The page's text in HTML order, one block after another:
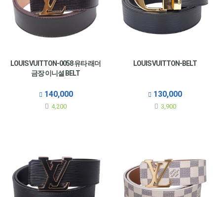
LOUIS VUITTON-0058 유타 래더
금장 이니셜 BELT
140,000
4,200
LOUIS VUITTON-BELT
130,000
3,900